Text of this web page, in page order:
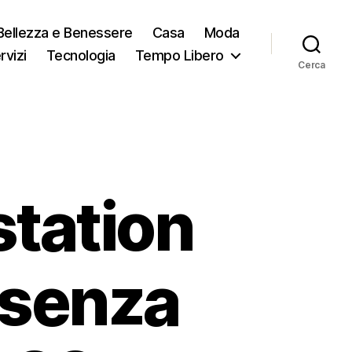
e Benessere Casa
Moda
Tecnologia Tempo Libero
Cerca